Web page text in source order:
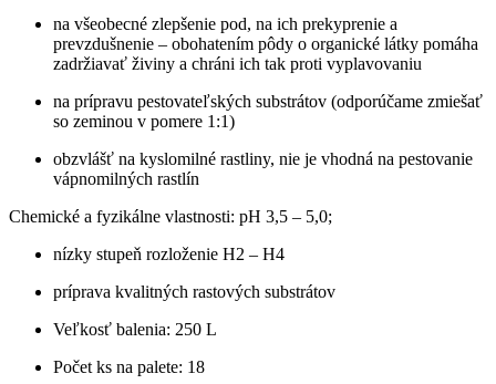
na všeobecné zlepšenie pod, na ich prekyprenie a
prevzdušnenie – obohatením pôdy o organické látky pomáha
zadržiavať živiny a chráni ich tak proti vyplavovaniu
na prípravu pestovateľských substrátov (odporúčame zmiešať
so zeminou v pomere 1:1)
obzvlášť na kyslomilné rastliny, nie je vhodná na pestovanie
vápnomilných rastlín
Chemické a fyzikálne vlastnosti: pH 3,5 – 5,0;
nízky stupeň rozloženie H2 – H4
príprava kvalitných rastových substrátov
Veľkosť balenia: 250 L
Počet ks na palete: 18